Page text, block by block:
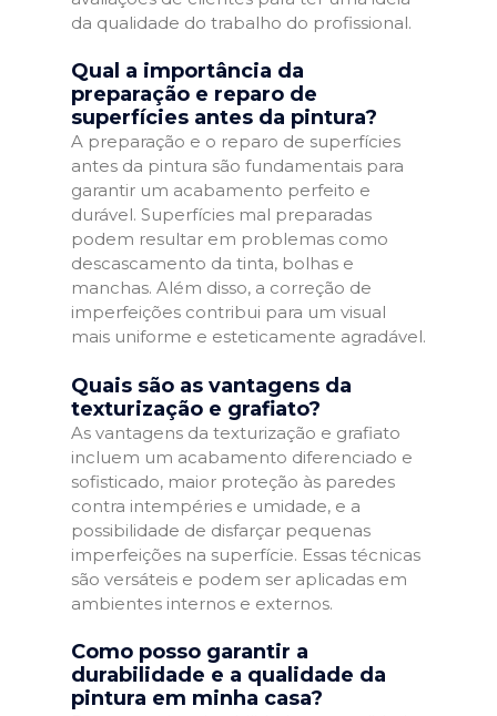
da qualidade do trabalho do profissional.
Qual a importância da
preparação e reparo de
superfícies antes da pintura?
A preparação e o reparo de superfícies
antes da pintura são fundamentais para
garantir um acabamento perfeito e
durável. Superfícies mal preparadas
podem resultar em problemas como
descascamento da tinta, bolhas e
manchas. Além disso, a correção de
imperfeições contribui para um visual
mais uniforme e esteticamente agradável.
Quais são as vantagens da
texturização e grafiato?
As vantagens da texturização e grafiato
incluem um acabamento diferenciado e
sofisticado, maior proteção às paredes
contra intempéries e umidade, e a
possibilidade de disfarçar pequenas
imperfeições na superfície. Essas técnicas
são versáteis e podem ser aplicadas em
ambientes internos e externos.
Como posso garantir a
durabilidade e a qualidade da
pintura em minha casa?